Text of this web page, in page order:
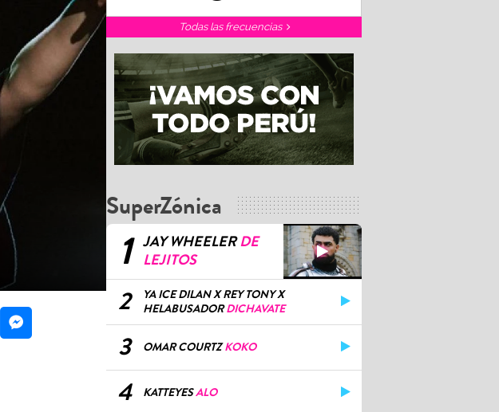
Todas las frecuencias
SuperZónica
1 JAY WHEELERDE
LEJITOS
2
YA ICE DILAN X REY TONY X
HELABUSADORDICHAVATE
3 OMAR COURTZKOKO
4 KATTEYESALO